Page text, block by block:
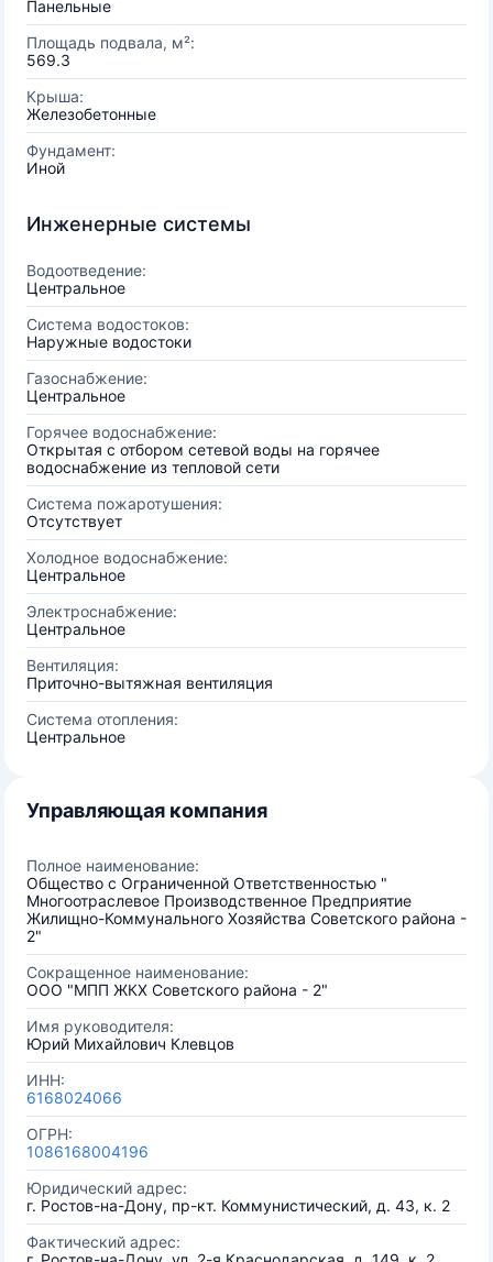
Панельные
Площадь подвала, м²:
569.3
Крыша:
Железобетонные
Фундамент:
Иной
Инженерные системы
Водоотведение:
Центральное
Система водостоков:
Наружные водостоки
Газоснабжение:
Центральное
Горячее водоснабжение:
Открытая с отбором сетевой воды на горячее
водоснабжение из тепловой сети
Система пожаротушения:
Отсутствует
Холодное водоснабжение:
Центральное
Электроснабжение:
Центральное
Вентиляция:
Приточно-вытяжная вентиляция
Система отопления:
Центральное
Управляющая компания
Полное наименование:
Общество с Ограниченной Ответственностью "
Многоотраслевое Производственное Предприятие
Жилищно-Коммунального Хозяйства Советского района -
2"
Сокращенное наименование:
ООО "МПП ЖКХ Советского района - 2"
Имя руководителя:
Юрий Михайлович Клевцов
ИНН:
6168024066
ОГРН:
1086168004196
Юридический адрес:
г. Ростов-на-Дону, пр-кт. Коммунистический, д. 43, к. 2
Фактический адрес: